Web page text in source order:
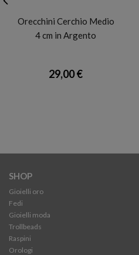
Orecchini Cerchio Medio
4 cm in Argento
29,00 €
SHOP
Gioielli oro
Fedi
Gioielli moda
Trollbeads
Raspini
Orologi